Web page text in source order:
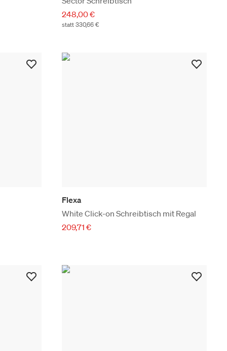
248,00 €
statt 330,66 €
Flexa
White Click-on Schreibtisch mit Regal
209,71 €